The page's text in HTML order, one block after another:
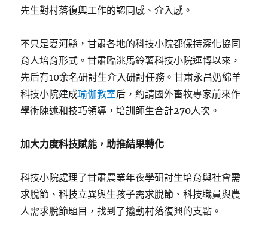
先生對村落復興工作的認同感、介入感。
不只是夏河縣，甘肅各地的科技小院都保持深化協同
育人培育形式。甘肅臨洮馬鈴薯科技小院運轉以來，
先后有10余名研討生介入研討任務。甘肅永昌奶綿羊
科技小院建成瑜伽教室后，約請國外畜牧專家前來作
學術陳述和技巧領導，培訓師生合計270人次。
加大力度科技賦能，助推結果轉化
科技小院處理了甘肅農業年夜學研討生培育與社會需
求脫節、科技立異與生孩子需求脫節、科技職員與農
人需求脫節題目，找到了撬動村落復興的支點。